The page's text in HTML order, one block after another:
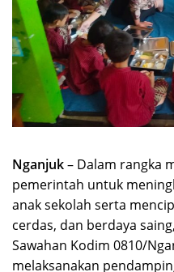
Nganjuk– Dalam rangka
pemerintah untuk
anak sekolah serta
cerdas, dan berdaya
Sawahan Kodim 0810/
melaksanakan